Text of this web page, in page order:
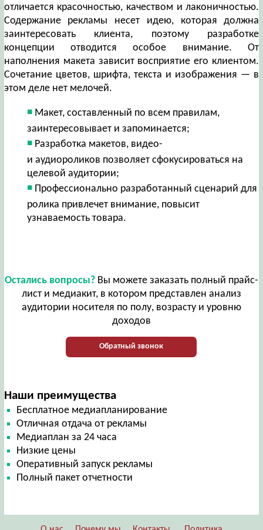
отличается красочностью, качеством и лаконичностью.
Содержание рекламы несет идею, которая должна
заинтересовать клиента, поэтому разработке
концепции отводится особое внимание. От
наполнения макета зависит восприятие его клиентом.
Сочетание цветов, шрифта, текста и изображения — в
этом деле нет мелочей.
Макет, составленный по всем правилам,
заинтересовывает и запоминается;
Разработка макетов, видео-
и аудиороликов позволяет сфокусироваться на
целевой аудитории;
Профессионально разработанный сценарий для
ролика привлечет внимание, повысит
узнаваемость товара.
Остались вопросы?Вы можете заказать полный прайс-
лист и медиакит, в котором представлен анализ
аудитории носителя по полу, возрасту и уровню
доходов
Обратный звонок
Наши преимущества
Бесплатное медиапланирование
Отличная отдача от рекламы
Медиаплан за 24 часа
Низкие цены
Оперативный запуск рекламы
Полный пакет отчетности